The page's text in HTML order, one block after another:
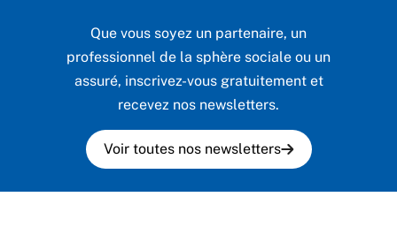
Que vous soyez un partenaire, un
professionnel de la sphère sociale ou un
assuré, inscrivez-vous gratuitement et
recevez nos newsletters.
Voir toutes nos newsletters